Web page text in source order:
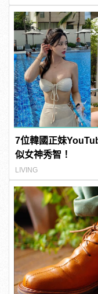
7位韓國正妹
似女神秀智！
LIVING